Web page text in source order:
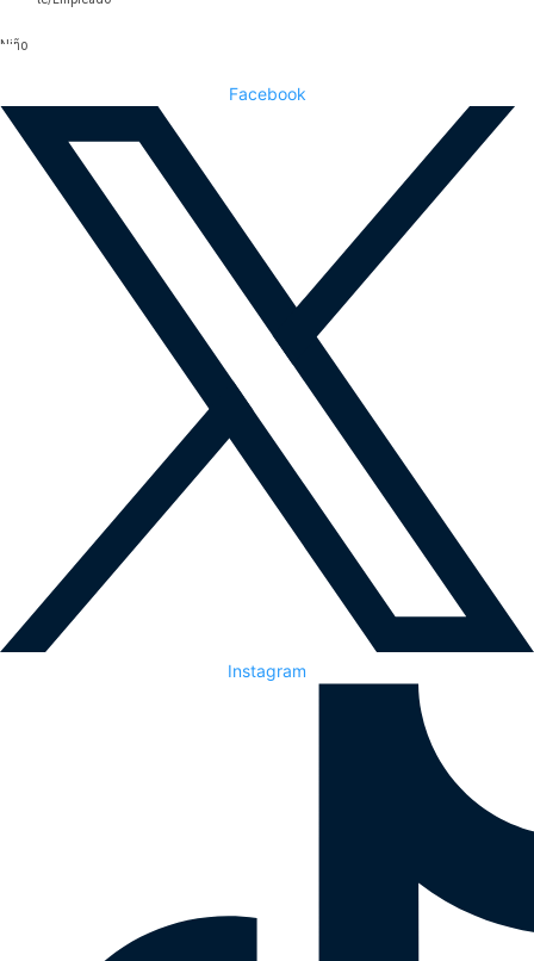
Niño
Facebook
Instagram